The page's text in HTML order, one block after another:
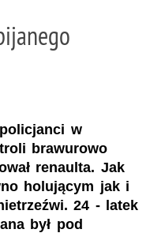
w
brawurowo
renaulta. Jak
holującym jak i
24 - latek
był pod